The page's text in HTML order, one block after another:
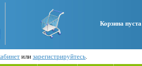
Корзина пуста
или зарегистрируйтесь.